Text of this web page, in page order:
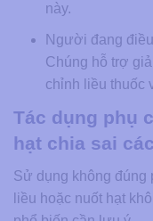
này.
Người đang
Chúng hỗ trợ
chỉnh liều thuốc
Tác dụng phụ
hạt chia sai
Sử dụng không đúng
liều hoặc nuốt hạt